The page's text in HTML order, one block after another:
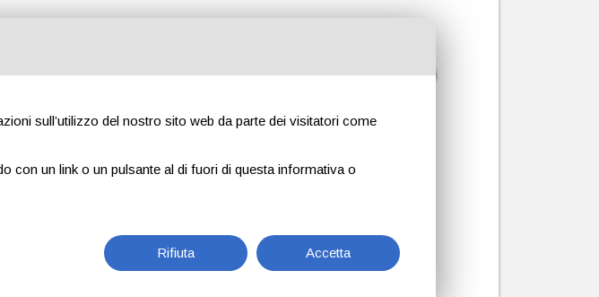
Home Azienda Soluzioni Servizi Novità Contatti Login
Home> Novità >Ultime notizie >Convegno AISIS 2017 Torino.
del gruppo di lavoro Aisis e del Convegno è stato “
ehealth e nuovo
protezione dei dati”.
sull’utilizzo del nostro sito web da parte dei visitatori come
con un link o un pulsante al di fuori di questa informativa o
Rifiuta Accetta